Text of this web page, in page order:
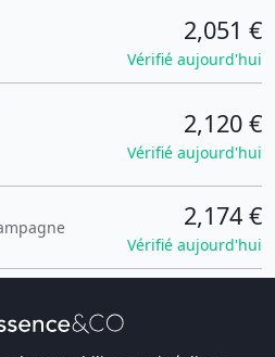
2,051 €
Vérifié aujourd'hui
2,120 €
Vérifié aujourd'hui
2,174 €
Vérifié aujourd'hui